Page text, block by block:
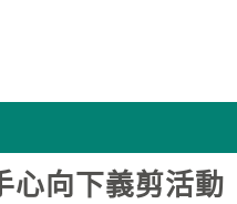
心向下義剪活動